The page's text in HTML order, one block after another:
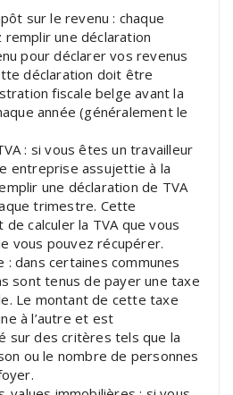
sur le revenu : chaque
remplir une déclaration
pour déclarer vos revenus
déclaration doit être
fiscale belge avant la
année (généralement le
: si vous êtes un travailleur
entreprise assujettie à la
une déclaration de TVA
trimestre. Cette
calculer la TVA que vous
vous pouvez récupérer.
: dans certaines communes
sont tenus de payer une taxe
Le montant de cette taxe
à l’autre et est
sur des critères tels que la
ou le nombre de personnes